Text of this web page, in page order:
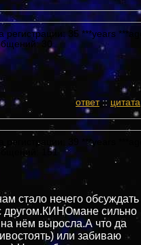
регистрации: 35 ***years ***ago
30
ответ:: цитата
регистрации: 39 ***years ***ago
151
стало нечего обсуждать
другом.КИНОмане сильно
нём выросла.А что да
или забиваю